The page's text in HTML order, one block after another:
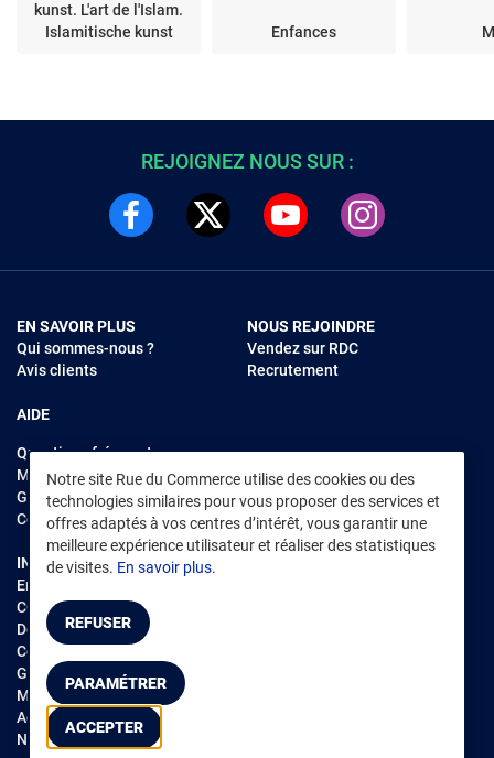
kunst. L'art de l'Islam.
Islamitische kunst
Enfances
Notre site Rue du Commerce utilise des cookies ou des
technologies similaires pour vous proposer des services et
offres adaptés à vos centres d’intérêt, vous garantir une
meilleure expérience utilisateur et réaliser des statistiques
de visites. En savoir plus.
REFUSER
PARAMÉTRER
ACCEPTER
REJOIGNEZ NOUS SUR :
EN SAVOIR PLUS
Qui sommes-nous ?
Avis clients
AIDE
Questions fréquentes
Modes de règlements
Garantie et retours
Contacter Rue du Commerce
NOUS REJOINDRE
Vendez sur RDC
Recrutement
INFORMATIONS LÉGALES
Environnement
CGV /CGU Marketplace
Données personnelles
Cookies
Gérer mes cookies
Mentions légales
Accessibilité : non conforme
Notice d'accessibilité